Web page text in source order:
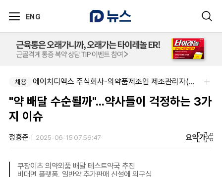
ENG
채용 알보젠코리아-향남공장 OQA 품질약사 채용(주5일/파트타임 가능)
채용 에이치디엑스 주식회사-의약품제조업 제조관리자(약사) 채용
"약 배달 수순될까"...약사들이 걱정하는 3가
지 이슈
정흥준 2025-06-15 07:56:47 요약가
쿠팡이츠 의약외품 배달 테스트약국 추진
비대면 플랫폼, 일반약 추가판매 신설에 의구심